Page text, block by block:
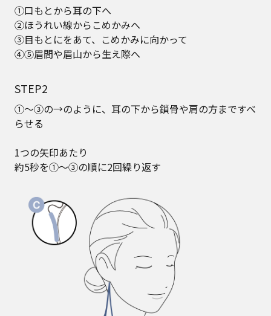
①口もとから耳の下へ
②ほうれい線からこめかみへ
③目もとにをあて、こめかみに向かって
④⑤眉間や眉山から生え際へ
STEP2
①～③の→のように、耳の下から鎖骨や肩の方まですべ
らせる
1つの矢印あたり
約5秒を①～③の順に2回繰り返す